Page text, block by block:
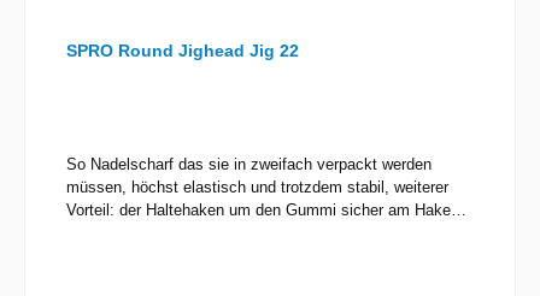
SPRO Round Jighead Jig 22
So Nadelscharf das sie in zweifach verpackt werden
müssen, höchst elastisch und trotzdem stabil, weiterer
Vorteil: der Haltehaken um den Gummi sicher am Haken